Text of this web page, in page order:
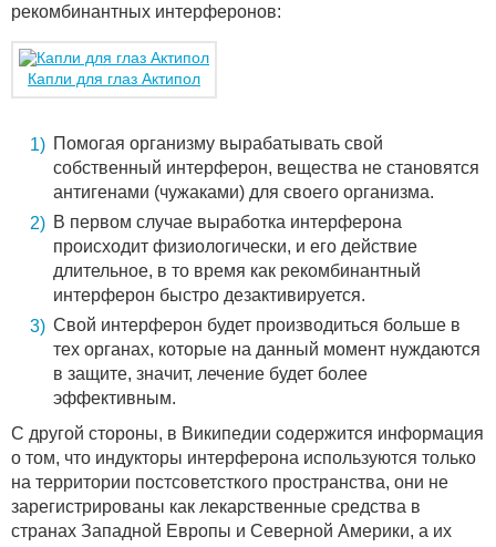
рекомбинантных интерферонов:
Капли для глаз Актипол
Помогая организму вырабатывать свой
собственный интерферон, вещества не становятся
антигенами (чужаками) для своего организма.
В первом случае выработка интерферона
происходит физиологически, и его действие
длительное, в то время как рекомбинантный
интерферон быстро дезактивируется.
Свой интерферон будет производиться больше в
тех органах, которые на данный момент нуждаются
в защите, значит, лечение будет более
эффективным.
С другой стороны, в Википедии содержится информация
о том, что индукторы интерферона используются только
на территории постсоветсткого пространства, они не
зарегистрированы как лекарственные средства в
странах Западной Европы и Северной Америки, а их